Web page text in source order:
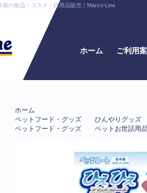
の食品・コスメ・日用品販売｜Marco-Line
ホーム ご利用
ホーム
ペットフード・グッズ
ひんやりグッズ
ペットフード・グッズ
ペットお世話用品